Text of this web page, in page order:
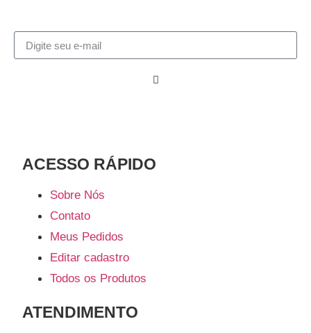
ACESSO RÁPIDO​
Sobre Nós
Contato
Meus Pedidos
Editar cadastro
Todos os Produtos
ATENDIMENTO